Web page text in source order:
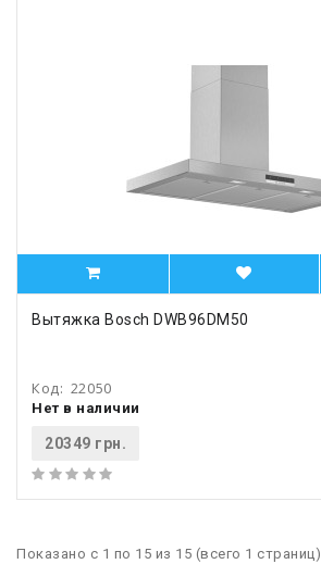
Вытяжка Bosch DWB96DM50
Код: 22050
Нет в наличии
20349 грн.
Показано с 1 по 15 из 15 (всего 1 страниц)